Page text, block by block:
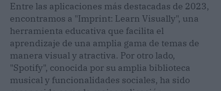
Entre las aplicaciones más destacadas de 2023,
encontramos a "Imprint: Learn Visually", una
herramienta educativa que facilita el
aprendizaje de una amplia gama de temas de
manera visual y atractiva​​. Por otro lado,
"Spotify", conocida por su amplia biblioteca
musical y funcionalidades sociales, ha sido